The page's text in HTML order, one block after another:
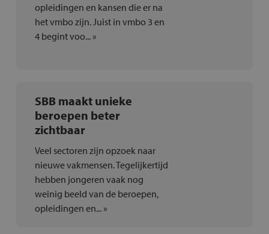
opleidingen en kansen die er na
het vmbo zijn. Juist in vmbo 3 en
4 begint voo... »
SBB maakt unieke
beroepen beter
zichtbaar
Veel sectoren zijn opzoek naar
nieuwe vakmensen. Tegelijkertijd
hebben jongeren vaak nog
weinig beeld van de beroepen,
opleidingen en... »